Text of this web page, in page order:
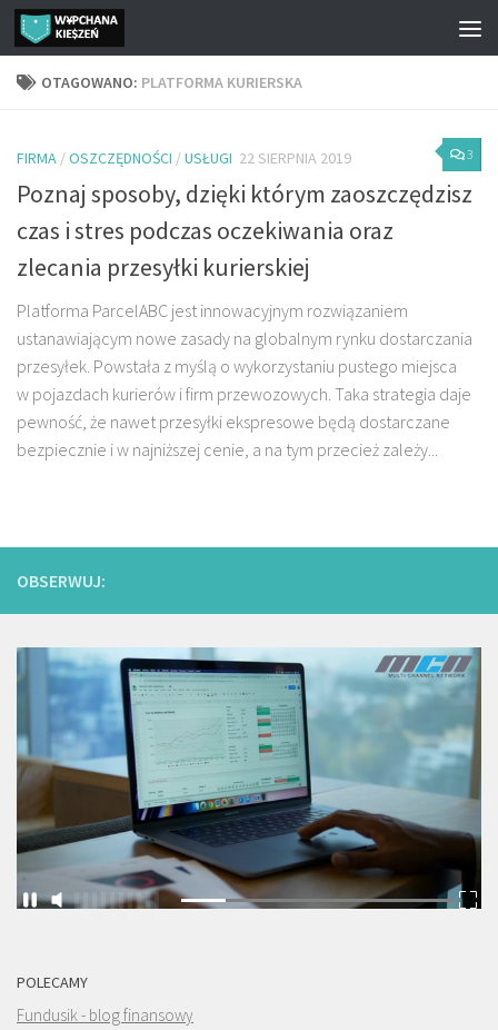
Przejdź do treści
OTAGOWANO: PLATFORMA KURIERSKA
3
FIRMA /OSZCZĘDNOŚCI /USŁUGI 22 SIERPNIA 2019
Poznaj sposoby, dzięki którym zaoszczędzisz
czas i stres podczas oczekiwania oraz
zlecania przesyłki kurierskiej
Platforma ParcelABC jest innowacyjnym rozwiązaniem
ustanawiającym nowe zasady na globalnym rynku dostarczania
przesyłek. Powstała z myślą o wykorzystaniu pustego miejsca
w pojazdach kurierów i firm przewozowych. Taka strategia daje
pewność, że nawet przesyłki ekspresowe będą dostarczane
bezpiecznie i w najniższej cenie, a na tym przecież zależy...
OBSERWUJ:
POLECAMY
Fundusik - blog finansowy